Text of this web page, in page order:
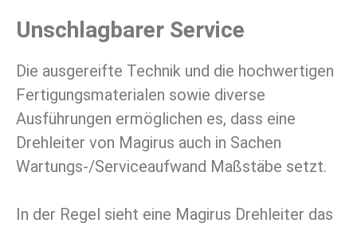
Unschlagbarer Service
Die ausgereifte Technik und die hochwertigen
Fertigungsmaterialen sowie diverse
Ausführungen ermöglichen es, dass eine
Drehleiter von Magirus auch in Sachen
Wartungs-/Serviceaufwand Maßstäbe setzt.
In der Regel sieht eine Magirus Drehleiter das